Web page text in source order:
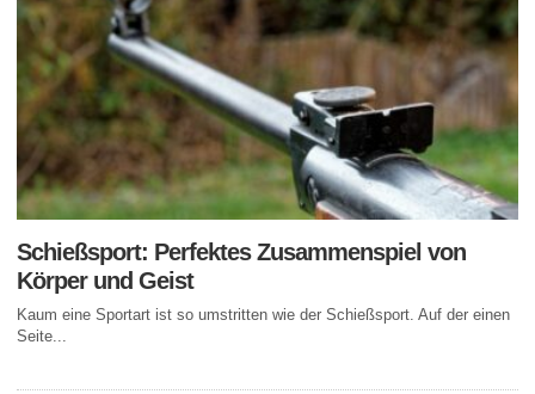
Schießsport: Perfektes Zusammenspiel von
Körper und Geist
Kaum eine Sportart ist so umstritten wie der Schießsport. Auf der einen
Seite...